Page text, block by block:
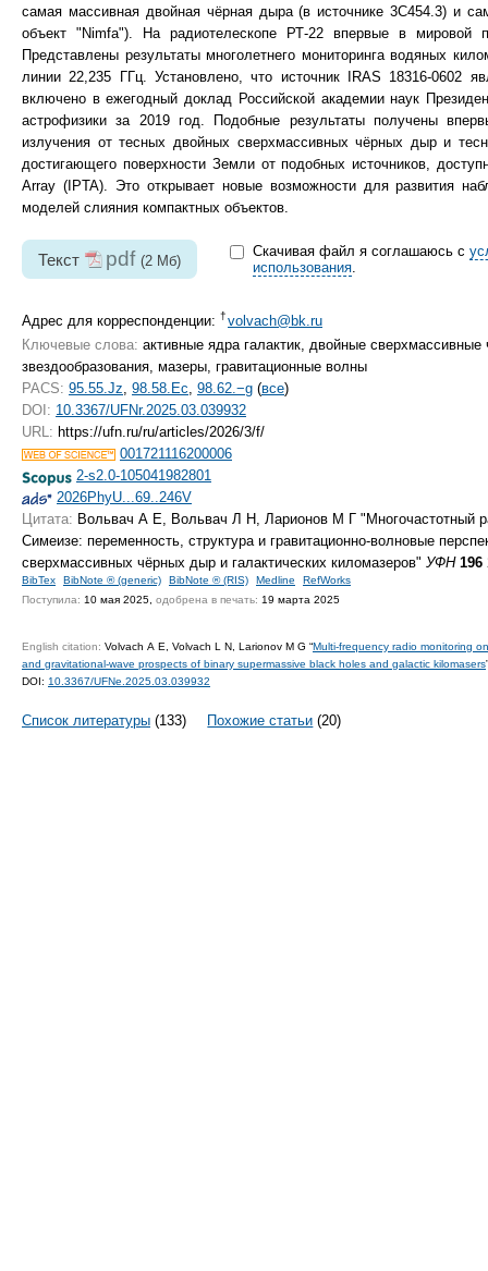
самая массивная двойная чёрная дыра (в источнике 3C454.3) и
объект "Nimfa"). На радиотелескопе РТ-22 впервые в мировой
Представлены результаты многолетнего мониторинга водяных
линии 22,235 ГГц. Установлено, что источник IRAS 18316-
включено в ежегодный доклад Российской академии наук
астрофизики за 2019 год. Подобные результаты получены
излучения от тесных двойных сверхмассивных чёрных дыр и
достигающего поверхности Земли от подобных источников,
Array (IPTA). Это открывает новые возможности для развития
моделей слияния компактных объектов.
Текст pdf (2 Мб)
Скачивая файл я соглашаюсь с
использования.
Адрес для корреспонденции: †volvach@bk.ru
Ключевые слова: активные ядра галактик, двойные
звездообразования, мазеры, гравитационные волны
PACS: 95.55.Jz 98.58.Ec 98.62.−g (все)
DOI: 10.3367/UFNr.2025.03.039932
URL: https://ufn.ru/ru/articles/2026/3/f/
001721116200006
2-s2.0-105041982801
2026PhyU...69..246V
Цитата: Вольвач А Е, Вольвач Л Н, Ларионов М Г "Многочастотный
Симеизе: переменность, структура и гравитационно-волновые
сверхмассивных чёрных дыр и галактических киломазеров" УФН 196
BibTex BibNote ® (generic) BibNote ® (RIS) Medline
RefWorks
Поступила: 10 мая 2025, одобрена в печать: 19 марта 2025
English citation: Volvach A E, Volvach L N, Larionov M G “Multi-frequency radio monitoring
and gravitational-wave prospects of binary supermassive black holes and galactic kilomasers
DOI: 10.3367/UFNe.2025.03.039932
Список литературы (133) Похожие статьи (20)